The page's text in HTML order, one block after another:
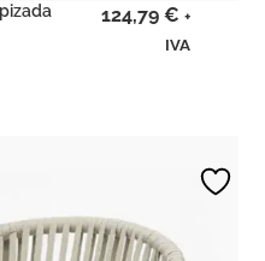
124,79 € +
IVA